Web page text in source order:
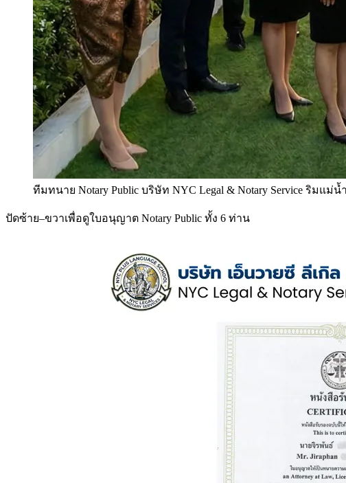
ทีมทนาย Notary Public บริษัท NYC Legal & Notary Service ริมแม่
ปัดซ้าย–ขวาเพื่อดูใบอนุญาต Notary Public ทั้ง 6 ท่าน